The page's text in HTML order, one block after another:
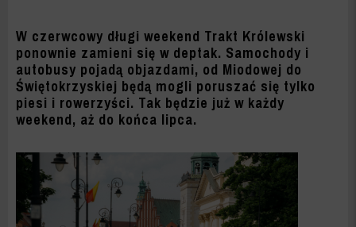
ZDM
WARSZAWA
W czerwcowy długi weekend Trakt Królewski
ponownie zamieni się w deptak. Samochody i
autobusy pojadą objazdami, od Miodowej do
Świętokrzyskiej będą mogli poruszać się tylko
piesi i rowerzyści. Tak będzie już w każdy
weekend, aż do końca lipca.